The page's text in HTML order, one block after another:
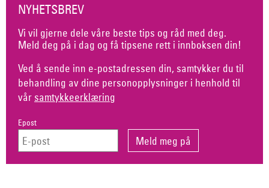
NYHETSBREV
Vi vil gjerne dele våre beste tips og råd med deg.
Meld deg på i dag og få tipsene rett i innboksen din!
Ved å sende inn e-postadressen din, samtykker du til
behandling av dine personopplysninger i henhold til
vår samtykkeerklæring
Epost